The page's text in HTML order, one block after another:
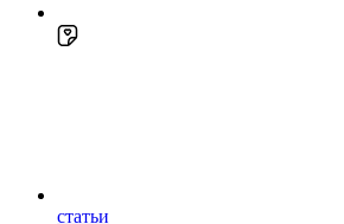
статьи